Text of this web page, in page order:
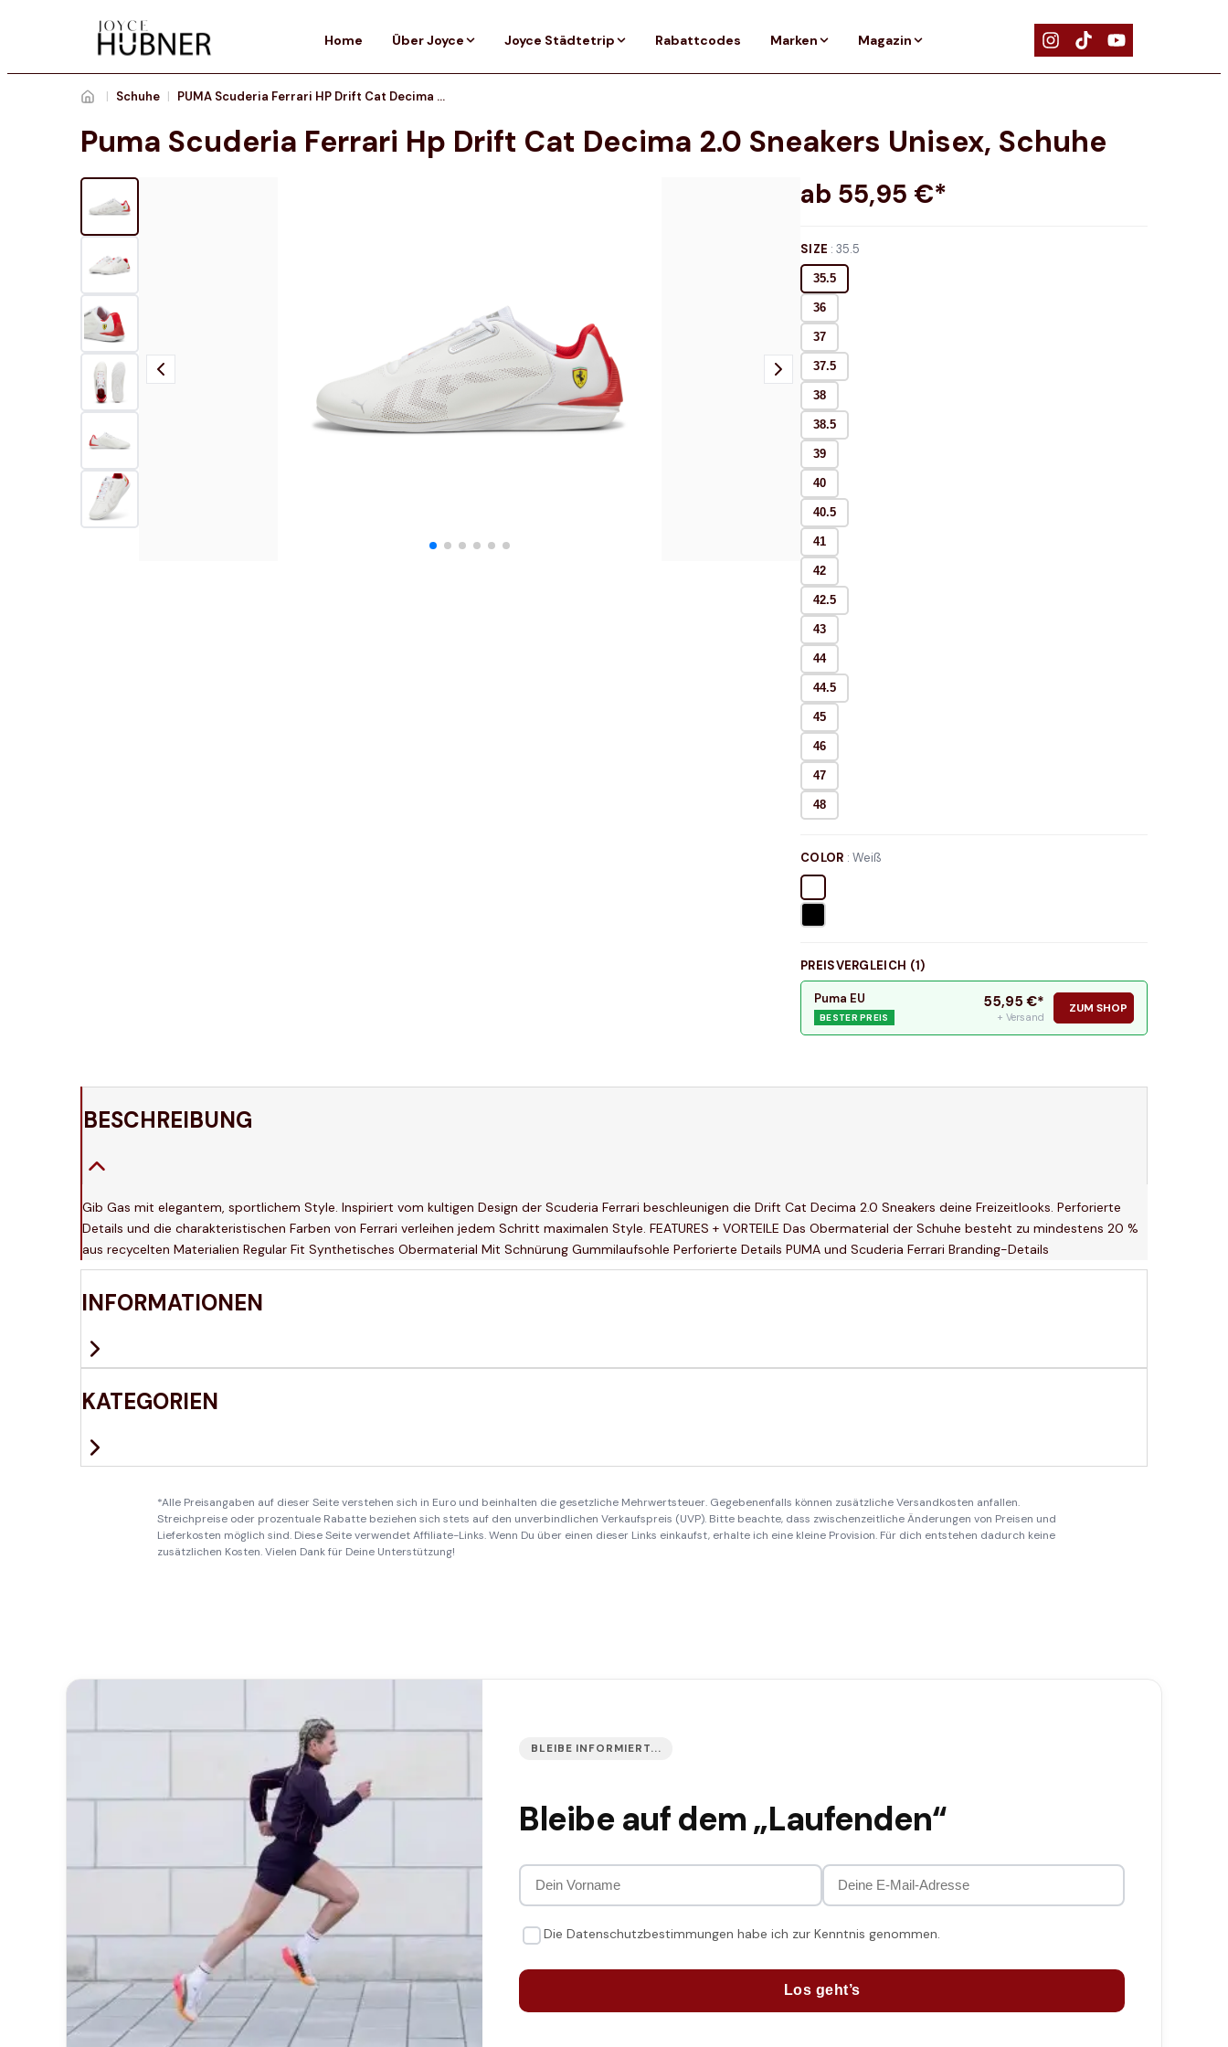
Home Über Joyce Joyce Städtetrip Rabattcodes Marken Magazin
| Schuhe | PUMA Scuderia Ferrari HP Drift Cat Decima 2.0 Sneakers Unisex, Schuhe
Puma Scuderia Ferrari Hp Drift Cat Decima 2.0 Sneakers Unisex, Schuhe
ab 55,95 €*
SIZE :35.5
35.5
36
37
37.5
38
38.5
39
40
40.5
41
42
42.5
43
44
44.5
45
46
47
48
COLOR : Weiß
PREISVERGLEICH (1)
Puma EU
BESTER PREIS
55,95 €*
+ Versand
ZUM SHOP
BESCHREIBUNG
Gib Gas mit elegantem, sportlichem Style. Inspiriert vom kultigen Design der Scuderia Ferrari beschleunigen die Drift Cat Decima 2.0 Sneakers deine Freizeitlooks. Perforierte
Details und die charakteristischen Farben von Ferrari verleihen jedem Schritt maximalen Style. FEATURES + VORTEILE Das Obermaterial der Schuhe besteht zu mindestens 20 %
aus recycelten Materialien Regular Fit Synthetisches Obermaterial Mit Schnürung Gummilaufsohle Perforierte Details PUMA und Scuderia Ferrari Branding-Details
INFORMATIONEN
KATEGORIEN
*Alle Preisangaben auf dieser Seite verstehen sich in Euro und beinhalten die gesetzliche Mehrwertsteuer. Gegebenenfalls können zusätzliche Versandkosten anfallen.
Streichpreise oder prozentuale Rabatte beziehen sich stets auf den unverbindlichen Verkaufspreis (UVP). Bitte beachte, dass zwischenzeitliche Änderungen von Preisen und
Lieferkosten möglich sind. Diese Seite verwendet Affiliate-Links. Wenn Du über einen dieser Links einkaufst, erhalte ich eine kleine Provision. Für dich entstehen dadurch keine
zusätzlichen Kosten. Vielen Dank für Deine Unterstützung!
BLEIBE INFORMIERT...
Bleibe auf dem „Laufenden“
Die Datenschutzbestimmungen habe ich zur Kenntnis genommen.
Los geht’s